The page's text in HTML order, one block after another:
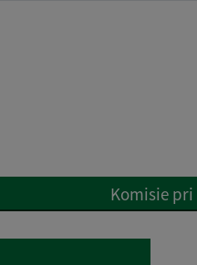
Komisie pri